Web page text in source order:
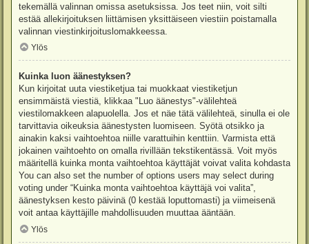
tekemällä valinnan omissa asetuksissa. Jos teet niin, voit silti
estää allekirjoituksen liittämisen yksittäiseen viestiin poistamalla
valinnan viestinkirjoituslomakkeessa.
Ylös
Kuinka luon äänestyksen?
Kun kirjoitat uuta viestiketjua tai muokkaat viestiketjun
ensimmäistä viestiä, klikkaa "Luo äänestys"-välilehteä
viestilomakkeen alapuolella. Jos et näe tätä välilehteä, sinulla ei ole
tarvittavia oikeuksia äänestysten luomiseen. Syötä otsikko ja
ainakin kaksi vaihtoehtoa niille varattuihin kenttiin. Varmista että
jokainen vaihtoehto on omalla rivillään tekstikentässä. Voit myös
määritellä kuinka monta vaihtoehtoa käyttäjät voivat valita kohdasta
You can also set the number of options users may select during
voting under “Kuinka monta vaihtoehtoa käyttäjä voi valita”,
äänestyksen kesto päivinä (0 kestää loputtomasti) ja viimeisenä
voit antaa käyttäjille mahdollisuuden muuttaa ääntään.
Ylös